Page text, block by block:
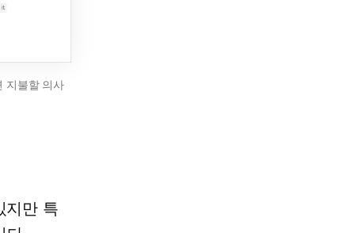
지불할 의사
지만 특